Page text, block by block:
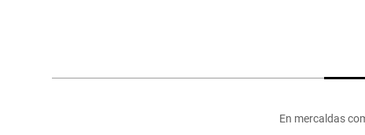
otros
En mercaldas